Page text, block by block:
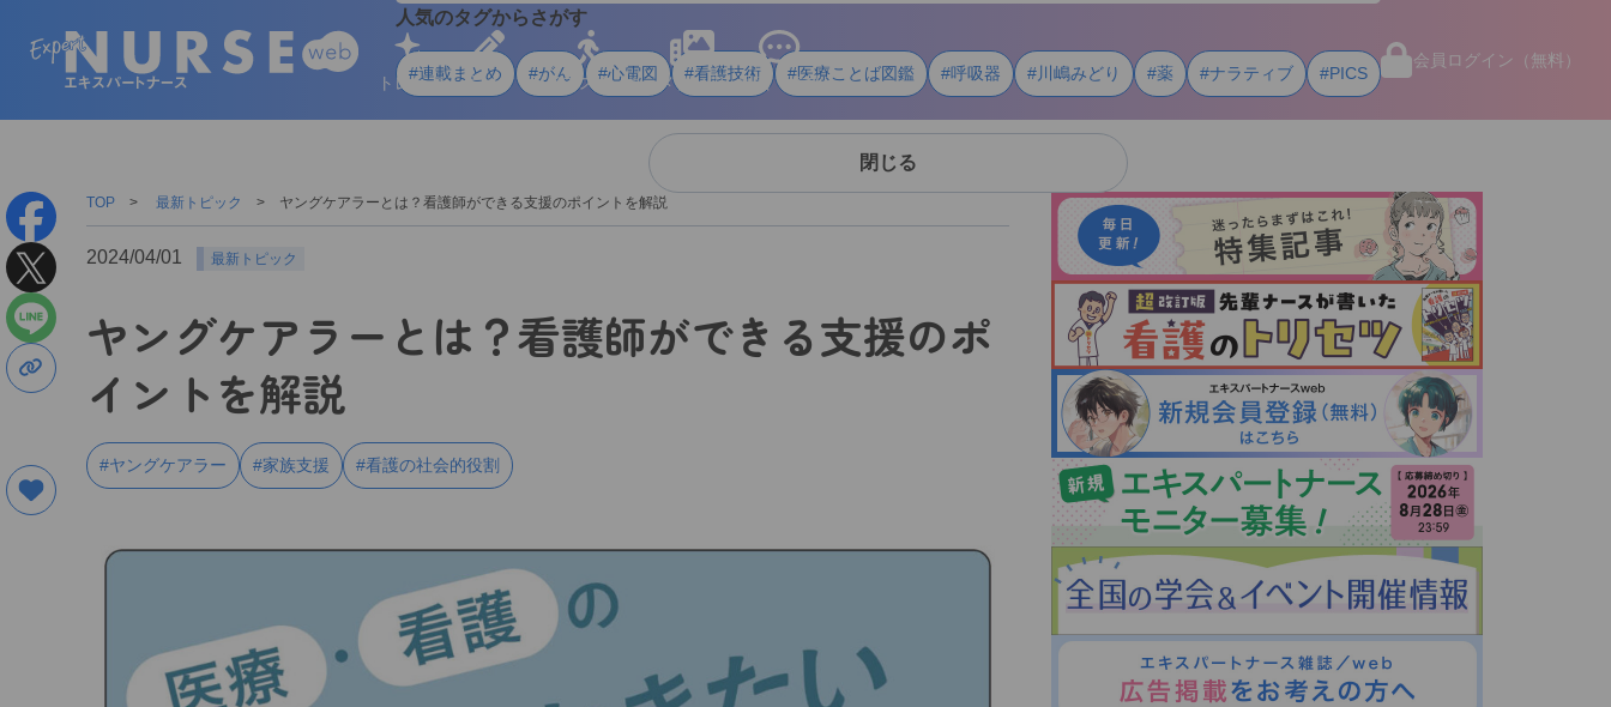
人気のタグからさがす
#連載まとめ #がん #心電図 #看護技術 #医療ことば図鑑 #呼吸器 #川嶋みどり #薬 #ナラティブ #PICS
閉じる
会員ログイン（無料）
トレンド
学ぶ ライフスタイル メディア 用語・資料
TOP 最新トピック ヤングケアラーとは？看護師ができる支援のポイントを解説
2024/04/01 最新トピック
ヤングケアラーとは？看護師ができる支援のポ
イントを解説
#ヤングケアラー #家族支援 #看護の社会的役割